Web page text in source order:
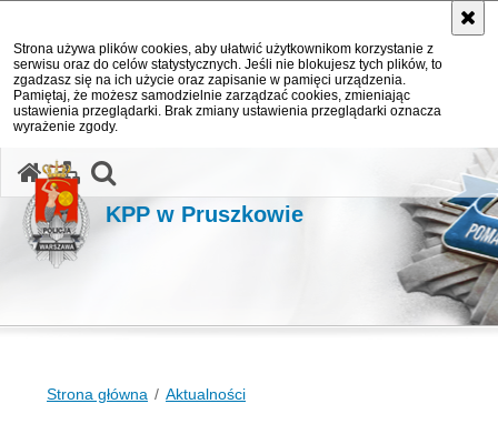
Strona używa plików cookies, aby ułatwić użytkownikom korzystanie z
serwisu oraz do celów statystycznych. Jeśli nie blokujesz tych plików, to
zgadzasz się na ich użycie oraz zapisanie w pamięci urządzenia.
Pamiętaj, że możesz samodzielnie zarządzać cookies, zmieniając
ustawienia przeglądarki. Brak zmiany ustawienia przeglądarki oznacza
wyrażenie zgody.
KPP w Pruszkowie
Strona główna Aktualności